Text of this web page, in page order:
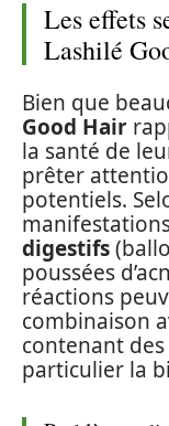
Les effets
Lashilé
Bien que
Good Hair
la santé de
prêter
potentiels.
digestifs
poussées
réactions
combinaison
contenant
particulier la